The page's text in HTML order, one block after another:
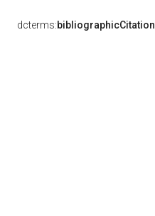
dcterms:bibliographicCitation